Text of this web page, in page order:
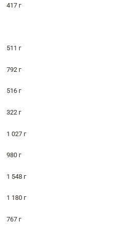
417 г
511 г
792 г
516 г
322 г
1 027 г
980 г
1 548 г
1 180 г
767 г